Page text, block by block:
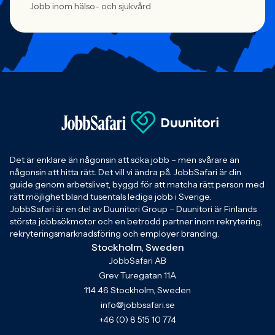
Jobb inom hälso- och sjukvård
Det är enklare än någonsin att söka jobb – men svårare än
någonsin att hitta rätt. Det vill vi ändra på. JobbSafari är din
guide genom arbetslivet, byggd för att matcha rätt person med
rätt möjlighet bland tusentals lediga jobb i Sverige.
JobbSafari är en del av Duunitori Group – Duunitori är Finlands
största jobbsökmotor och en betrodd partner inom rekrytering,
rekryteringsmarknadsföring och employer branding.
Stockholm, Sweden
JobbSafari AB
Grev Turegatan 11A
114 46 Stockholm, Sweden
info@jobbsafari.se
+46 (0) 8 515 10 774